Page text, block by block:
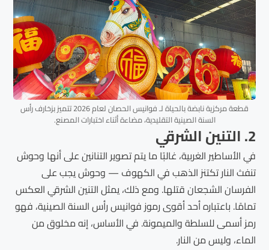
قطعة مركزية نابضة بالحياة لـ فوانيس الحصان لعام 2026 تتميز بزخارف رأس
السنة الصينية التقليدية، مضاءة أثناء اختبارات المصنع.
2. التنين الشرقي
في الأساطير الغربية، غالبًا ما يتم تصوير التنانين على أنها وحوش
تنفث النار تكتنز الذهب في الكهوف — وحوش يجب على
الفرسان الشجعان قتلها. ومع ذلك، يمثل التنين الشرقي العكس
تمامًا. باعتباره أحد أقوى رموز فوانيس رأس السنة الصينية، فهو
رمز أسمى للسلطة والميمونة. في الأساس، إنه مخلوق من
الماء، وليس من النار.